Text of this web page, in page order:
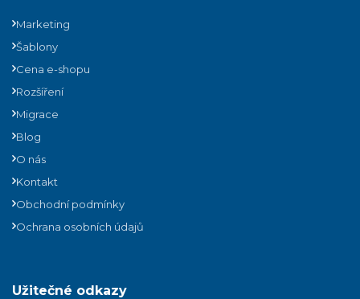
Marketing
Šablony
Cena e-shopu
Rozšíření
Migrace
Blog
O nás
Kontakt
Obchodní podmínky
Ochrana osobních údajů
Užitečné odkazy